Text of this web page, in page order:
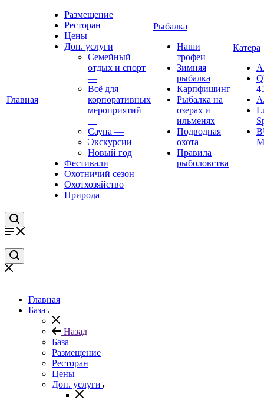
Главная
Размещение
Ресторан
Цены
Доп. услуги
Семейный
отдых и спорт
—
Всё для
корпоративных
мероприятий
—
Сауна —
Экскурсии —
Новый год
Фестивали
Охотничий сезон
Охотхозяйство
Природа
Рыбалка
Наши
трофеи
Зимняя
рыбалка
Карпфишинг
Рыбалка на
озерах и
ильменях
Подводная
охота
Правила
рыболовства
Катера
Главная
База
Назад
База
Размещение
Ресторан
Цены
Доп. услуги